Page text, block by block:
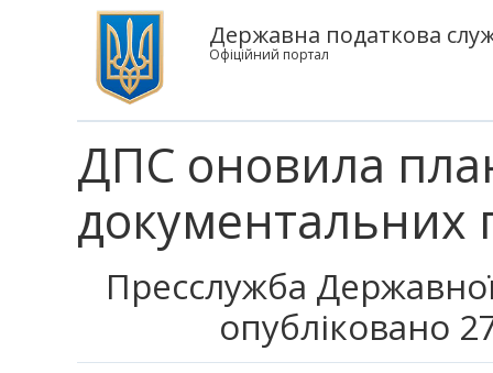
Державна податкова
Офіційний портал
ДПС оновила
документальних
Пресслужба
опубліковано